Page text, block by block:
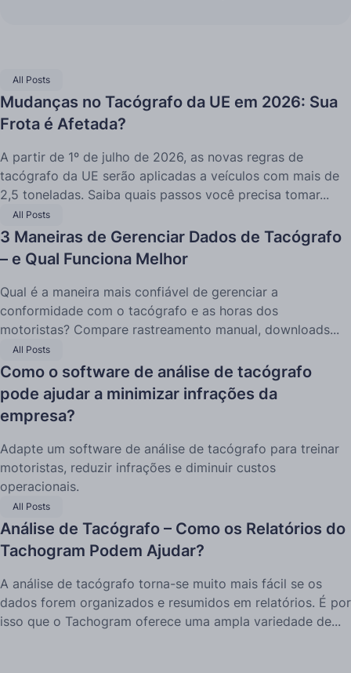
All Posts
Mudanças no Tacógrafo da UE em 2026: Sua
Frota é Afetada?
A partir de 1º de julho de 2026, as novas regras de
tacógrafo da UE serão aplicadas a veículos com mais de
2,5 toneladas. Saiba quais passos você precisa tomar...
All Posts
3 Maneiras de Gerenciar Dados de Tacógrafo
– e Qual Funciona Melhor
Qual é a maneira mais confiável de gerenciar a
conformidade com o tacógrafo e as horas dos
motoristas? Compare rastreamento manual, downloads...
All Posts
Como o software de análise de tacógrafo
pode ajudar a minimizar infrações da
empresa?
Adapte um software de análise de tacógrafo para treinar
motoristas, reduzir infrações e diminuir custos
operacionais.
All Posts
Análise de Tacógrafo – Como os Relatórios do
Tachogram Podem Ajudar?
A análise de tacógrafo torna-se muito mais fácil se os
dados forem organizados e resumidos em relatórios. É por
isso que o Tachogram oferece uma ampla variedade de...